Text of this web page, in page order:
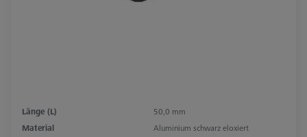
Länge (L)
50,0 mm
Material
Aluminium schwarz eloxiert